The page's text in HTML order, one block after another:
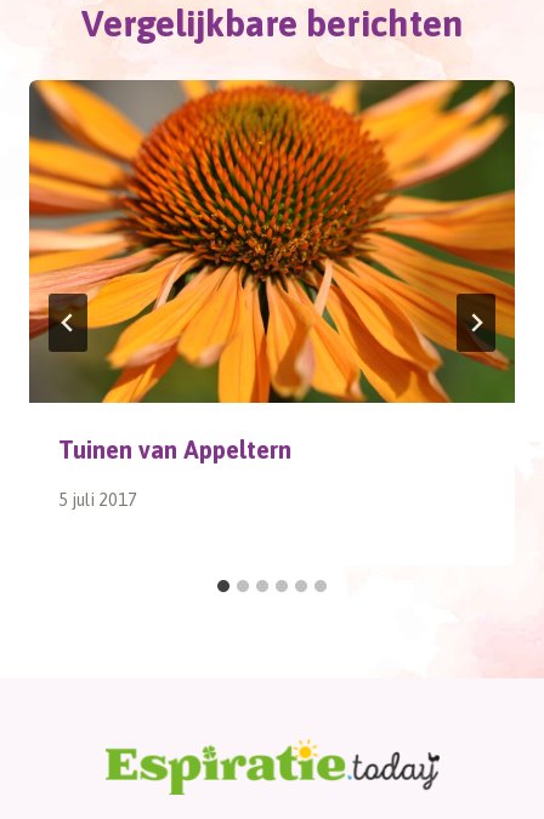
Vergelijkbare berichten
Tuinen van Appeltern
5 juli 2017